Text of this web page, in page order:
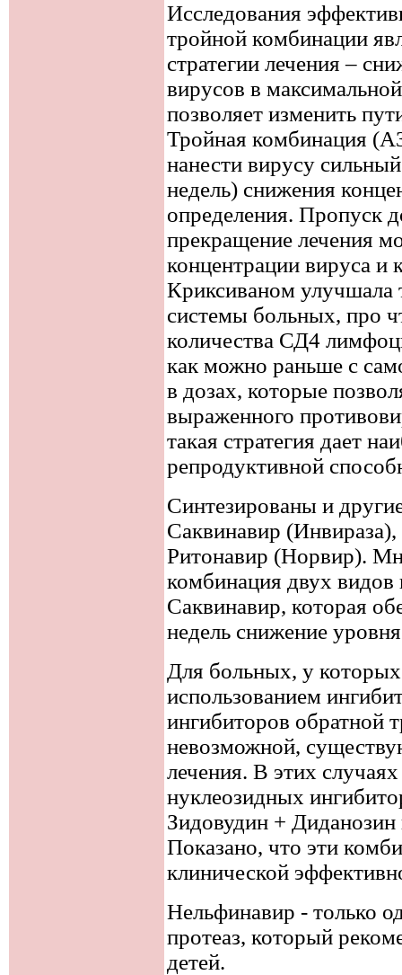
Исследования
тройной комбинации
стратегии лечения –
вирусов в
позволяет изменить
Тройная комбинация
нанести вирусу
недель) снижения
определения. Пропуск
прекращение лечения
концентрации вируса и
Криксиваном улучшала
системы больных, про
количества СД4
как можно раньше с
в дозах, которые
выраженного
такая стратегия дает
репродуктивной
Синтезированы и
Саквинавир
Ритонавир (Hopвир).
комбинация двух видов
Caквинавир, которая
недель снижение
Для больных, у которых
использованием
ингибиторов обратной
невозможной,
лечения. В этих
нуклеозидных
Зидовудин +
Показано, что эти
клинической
Нельфинавир - только
протеаз, который
детей.